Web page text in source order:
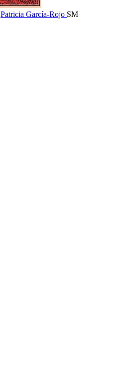
Patricia García-Rojo SM